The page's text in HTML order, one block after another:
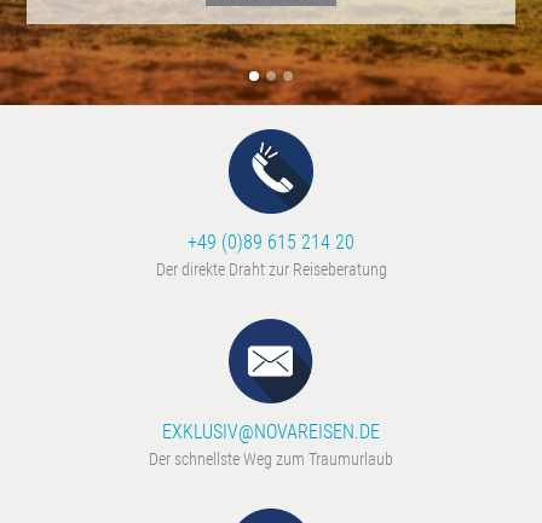
+49 (0)89 615 214 20
Der direkte Draht zur Reiseberatung
EXKLUSIV@NOVAREISEN.DE
Der schnellste Weg zum Traumurlaub